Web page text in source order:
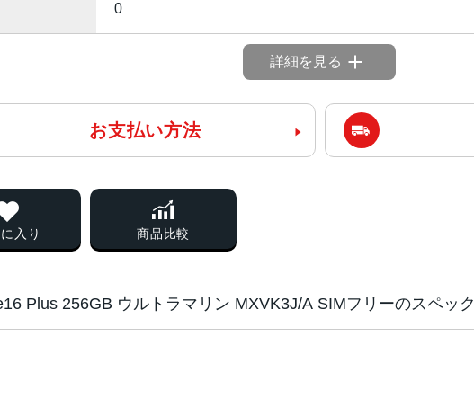
0
詳細を見る
お支払い方法
入り 商品比較
Plus 256GB ウルトラマリン MXVK3J/A SIMフリーのスペック